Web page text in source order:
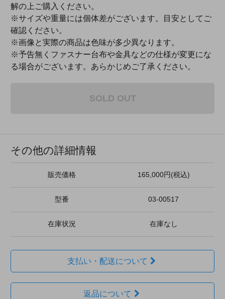
解の上ご購入ください。
※サイズや重量には個体差がございます。目安としてご
確認ください。
※画像と実際の商品は色味が多少異なります。
※予告無くファスナー台布や金具などの仕様が変更にな
る場合がございます。あらかじめご了承ください。
SOLD OUT
その他の詳細情報
販売価格 165,000円(税込)
型番 03-00517
在庫状況 在庫なし
支払い・配送について
返品について